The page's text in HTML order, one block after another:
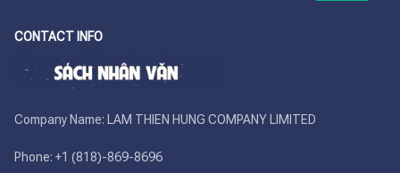
CONTACT INFO
Company Name: LAM THIEN HUNG COMPANY LIMITED
Phone: +1 (818)-869-8696